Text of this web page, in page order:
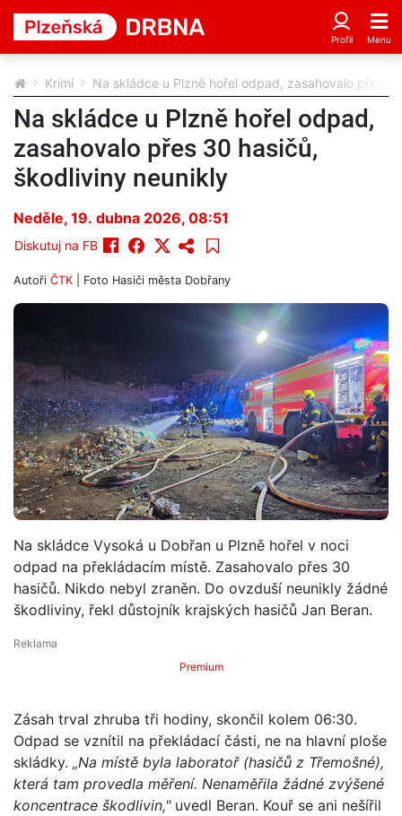
Krimi Na skládce u Plzně hořel odpad, zasahovalo přes
Na skládce u Plzně hořel odpad,
zasahovalo přes 30 hasičů,
škodliviny neunikly
Neděle, 19. dubna 2026, 08:51
Diskutuj na FB
Autoři ČTK | Foto Hasiči města Dobřany
Na skládce Vysoká u Dobřan u Plzně hořel v noci
odpad na překládacím místě. Zasahovalo přes 30
hasičů. Nikdo nebyl zraněn. Do ovzduší neunikly žádné
škodliviny, řekl důstojník krajských hasičů Jan Beran.
Premium
Zásah trval zhruba tři hodiny, skončil kolem 06:30.
Odpad se vznítil na překládací části, ne na hlavní ploše
skládky. „Na místě byla laboratoř (hasičů z Třemošné),
která tam provedla měření. Nenaměřila žádné zvýšené
koncentrace škodlivin,"uvedl Beran. Kouř se ani nešířil